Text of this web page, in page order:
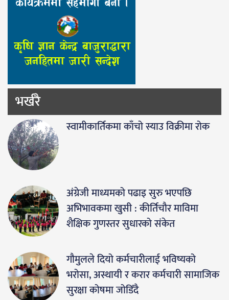
भर्खरै
स्वामीकार्तिकमा काँचो स्याउ विक्रीमा रोक
अंग्रेजी माध्यमको पढाइ सुरु भएपछि
अभिभावकमा खुसी : कीर्तिचौर माविमा
शैक्षिक गुणस्तर सुधारको संकेत
गौमुलले दियो कर्मचारीलाई भविष्यको
भरोसा, अस्थायी र करार कर्मचारी सामाजिक
सुरक्षा कोषमा जोडिँदै